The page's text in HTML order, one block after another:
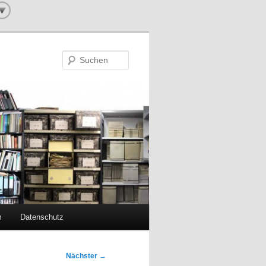
Datenschutz
Nächster →